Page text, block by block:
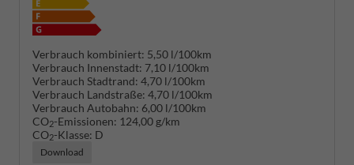
Verbrauch kombiniert: 5,50 l/100km
Verbrauch Innenstadt: 7,10 l/100km
Verbrauch Stadtrand: 4,70 l/100km
Verbrauch Landstraße: 4,70 l/100km
Verbrauch Autobahn: 6,00 l/100km
CO2-Emissionen: 124,00 g/km
CO2-Klasse: D
Download